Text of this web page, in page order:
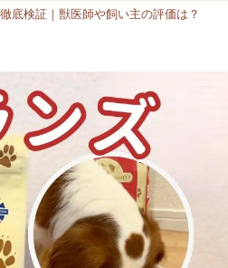
底検証｜獣医師や飼い主の評価は？